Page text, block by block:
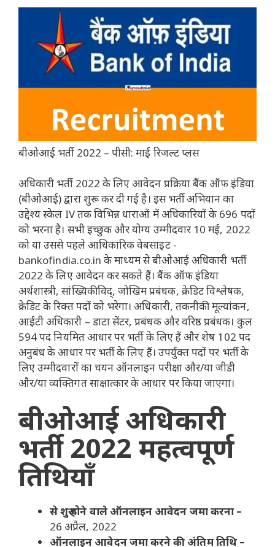
बीओआई भर्ती 2022 – पीसी: माई रिजल्ट प्लस
अधिकारी भर्ती 2022 के लिए आवेदन प्रक्रिया बैंक ऑफ इंडिया
(बीओआई) द्वारा शुरू कर दी गई है। इस भर्ती अभियान का
उद्देश्य स्केल IV तक विभिन्न धाराओं में अधिकारियों के 696 पदों
को भरना है। सभी इच्छुक और योग्य उम्मीदवार 10 मई, 2022
को या उससे पहले आधिकारिक वेबसाइट -
bankofindia.co.in के माध्यम से बीओआई अधिकारी भर्ती
2022 के लिए आवेदन कर सकते हैं। बैंक ऑफ इंडिया
अर्थशास्त्री, सांख्यिकीविद्, जोखिम प्रबंधक, क्रेडिट विश्लेषक,
क्रेडिट के रिक्त पदों को भरेगा। अधिकारी, तकनीकी मूल्यांकन,
आईटी अधिकारी – डाटा सेंटर, प्रबंधक और वरिष्ठ प्रबंधक। कुल
594 पद नियमित आधार पर भर्ती के लिए हैं और शेष 102 पद
अनुबंध के आधार पर भर्ती के लिए हैं। उपर्युक्त पदों पर भर्ती के
लिए उम्मीदवारों का चयन ऑनलाइन परीक्षा और/या जीडी
और/या व्यक्तिगत साक्षात्कार के आधार पर किया जाएगा।
बीओआई अधिकारी
भर्ती 2022 महत्वपूर्ण
तिथियाँ
से शुरू होने वाले ऑनलाइन आवेदन जमा करना –
26 अप्रैल, 2022
ऑनलाइन आवेदन जमा करने की अंतिम तिथि –